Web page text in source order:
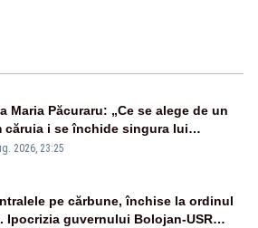
Maria Păcuraru: „Ce se alege de un
căruia i se închide singura lui
2026, 23:25
pe cărbune, închise la ordinul
Ipocrizia guvernului Bolojan-USR